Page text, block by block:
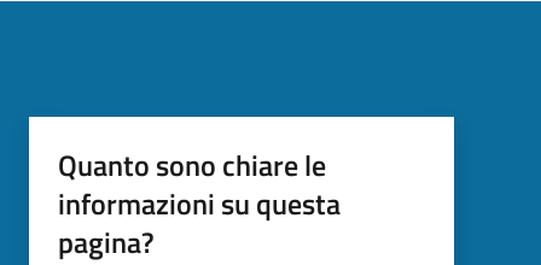
Quanto sono chiare le
informazioni su questa
pagina?